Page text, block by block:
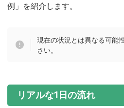
例」を紹介します。
現在の状況とは異なる可能
さい。
リアルな1日の流れ